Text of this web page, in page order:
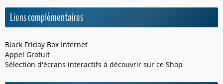
Liens complémentaires
Black Friday Box Internet
Appel Gratuit
Sélection d'écrans interactifs à découvrir sur ce Shop